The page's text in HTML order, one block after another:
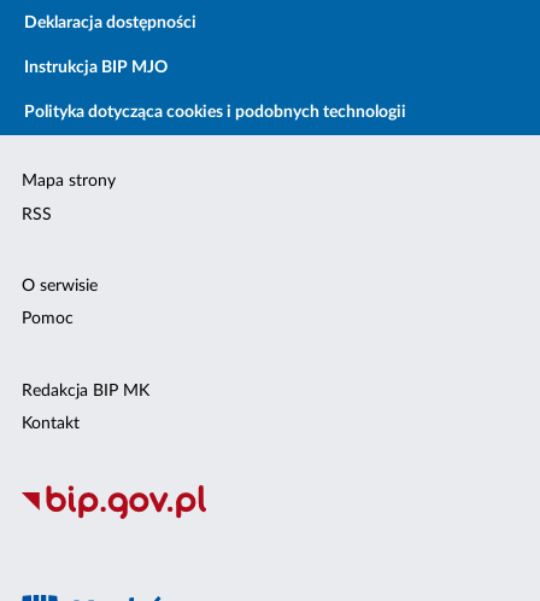
Deklaracja dostępności
Instrukcja BIP MJO
Polityka dotycząca cookies i podobnych technologii
Mapa strony
RSS
O serwisie
Pomoc
Redakcja BIP MK
Kontakt